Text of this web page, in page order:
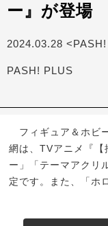
ー』が登場
2024.03.28
PASH! PLUS
フィギュア＆ホビ
網は、TVアニメ『
ー」「テーマアクリ
定です。また、「ホ